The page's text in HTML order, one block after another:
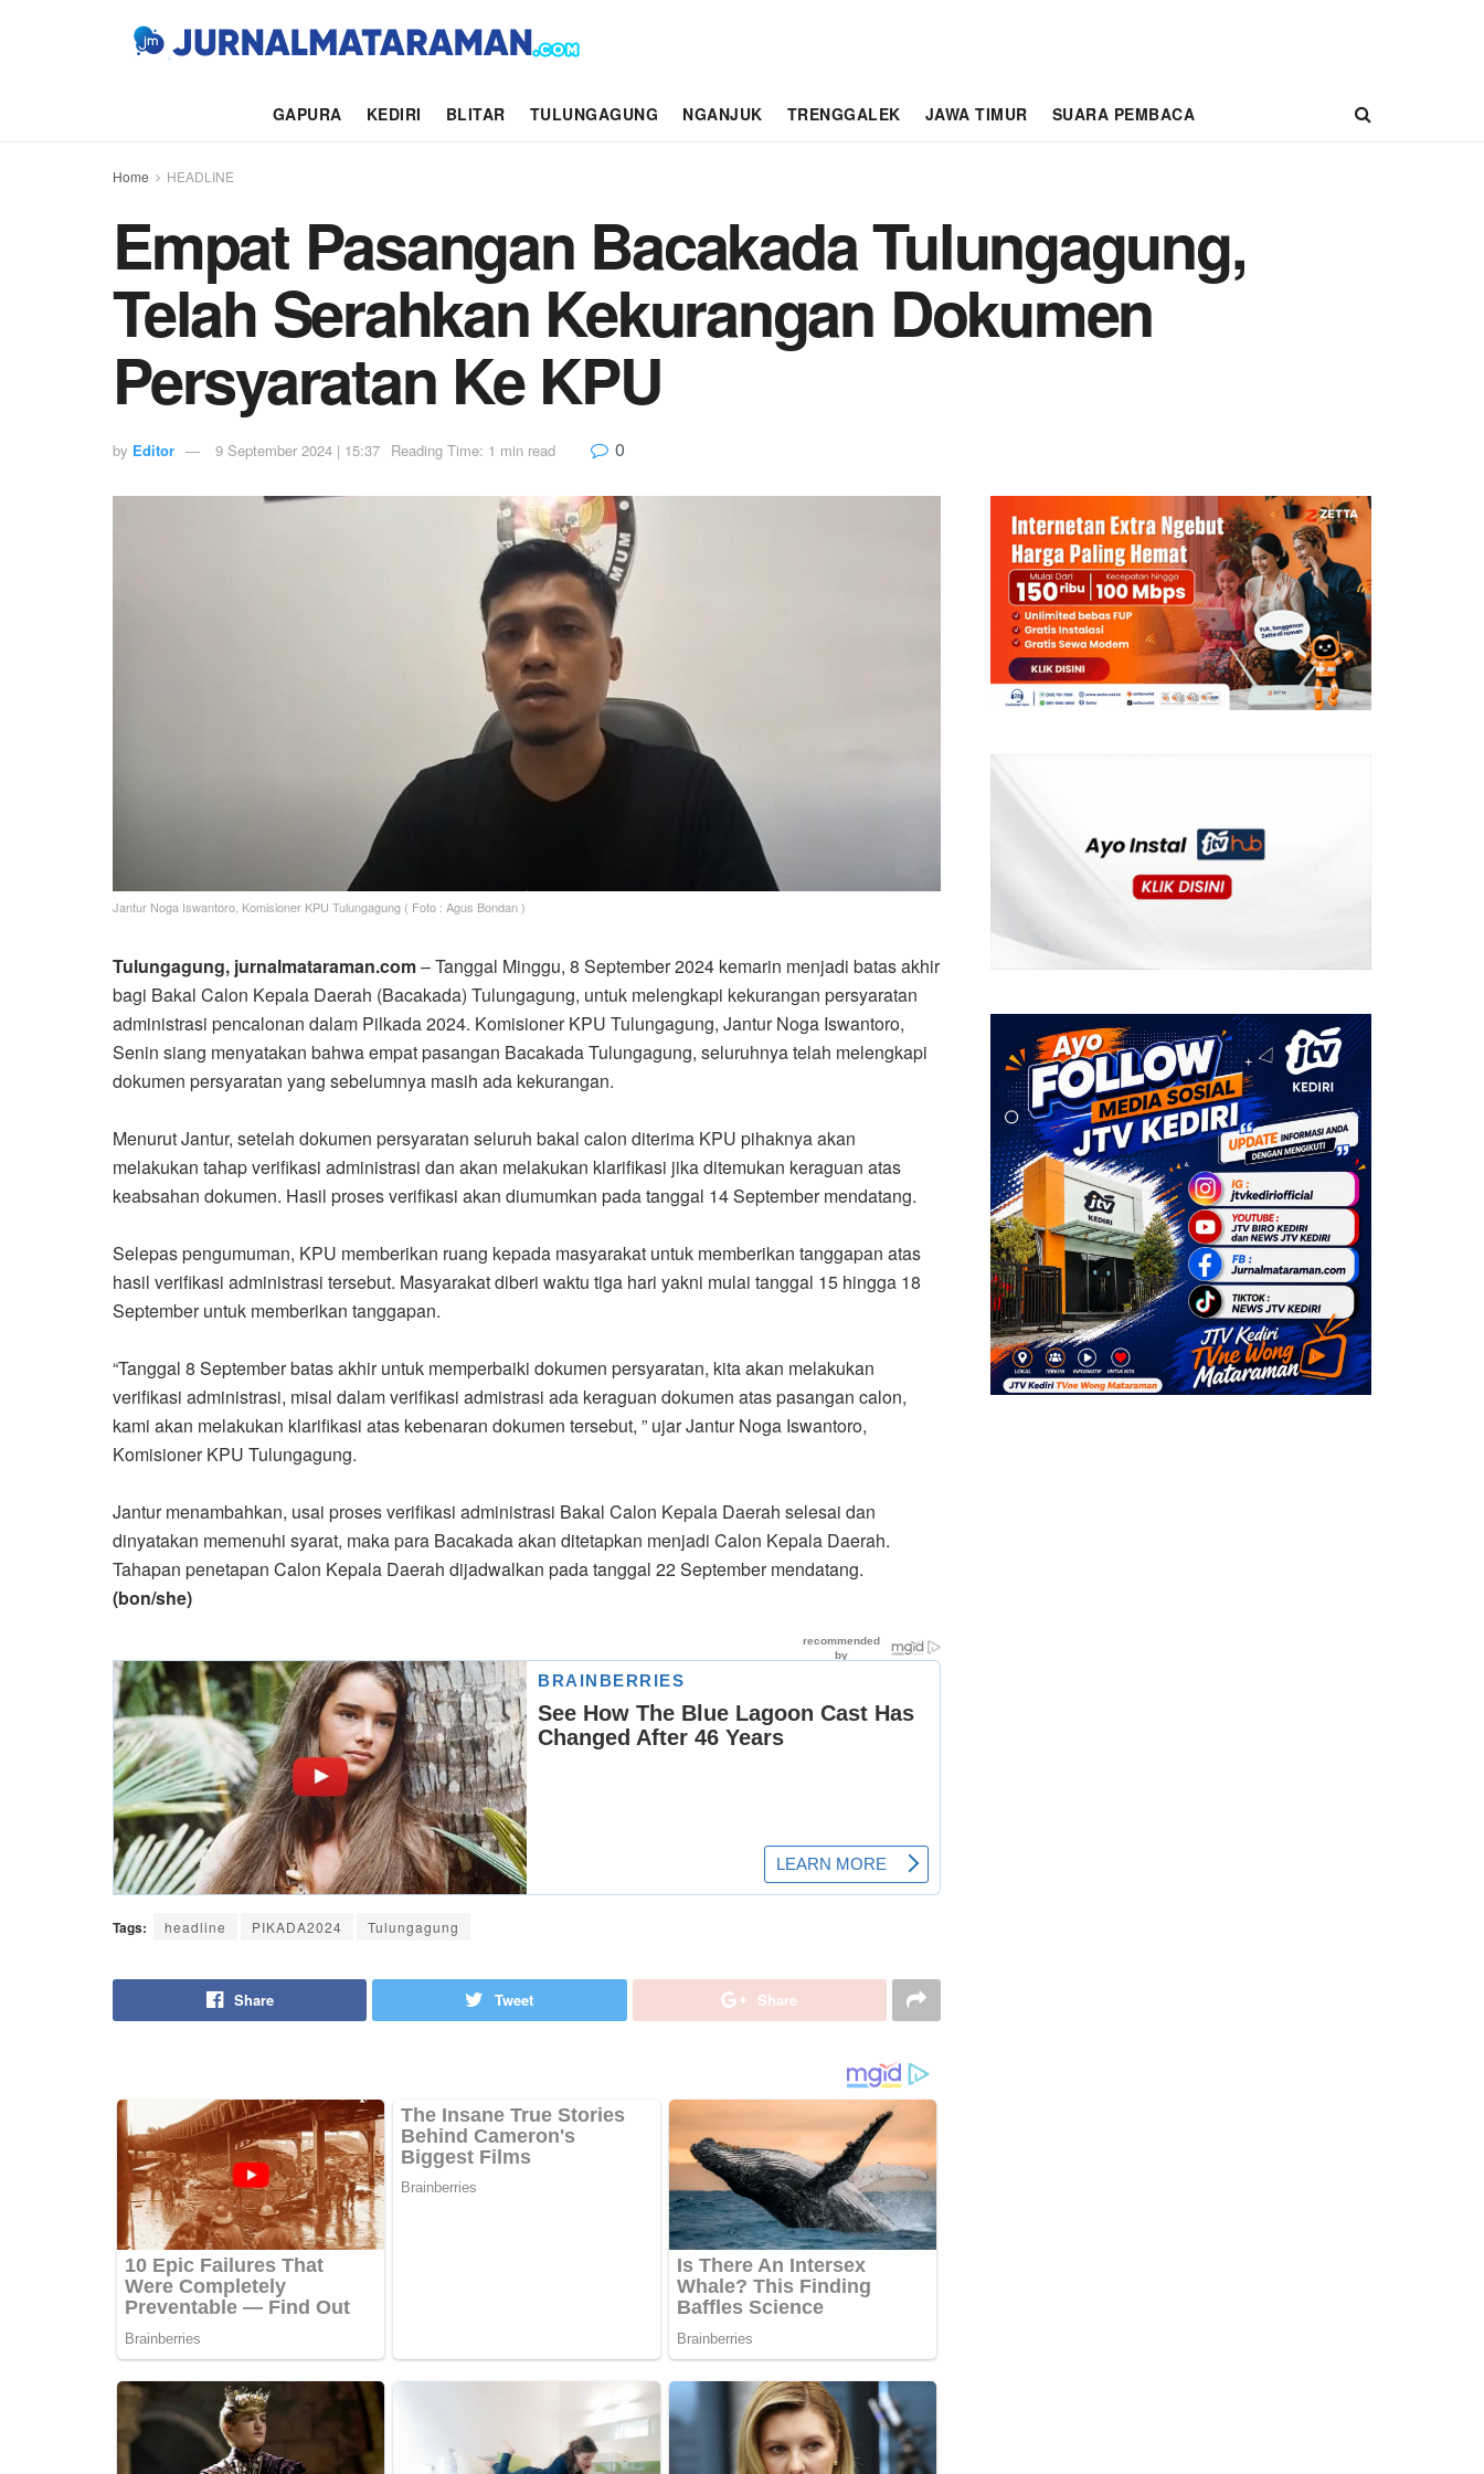
GAPURA KEDIRI BLITAR TULUNGAGUNG NGANJUK TRENGGALEK JAWA TIMUR SUARA PEMBACA
Home HEADLINE
Empat Pasangan Bacakada Tulungagung,
Telah Serahkan Kekurangan Dokumen
Persyaratan Ke KPU
by Editor 9 September 2024 | 15:37 Reading Time: 1 min read 0
Jantur Noga Iswantoro, Komisioner KPU Tulungagung ( Foto : Agus Bondan )
Tulungagung, jurnalmataraman.com– Tanggal Minggu, 8 September 2024 kemarin menjadi batas akhir
bagi Bakal Calon Kepala Daerah (Bacakada) Tulungagung, untuk melengkapi kekurangan persyaratan
administrasi pencalonan dalam Pilkada 2024. Komisioner KPU Tulungagung, Jantur Noga Iswantoro,
Senin siang menyatakan bahwa empat pasangan Bacakada Tulungagung, seluruhnya telah melengkapi
dokumen persyaratan yang sebelumnya masih ada kekurangan.
Menurut Jantur, setelah dokumen persyaratan seluruh bakal calon diterima KPU pihaknya akan
melakukan tahap verifikasi administrasi dan akan melakukan klarifikasi jika ditemukan keraguan atas
keabsahan dokumen. Hasil proses verifikasi akan diumumkan pada tanggal 14 September mendatang.
Selepas pengumuman, KPU memberikan ruang kepada masyarakat untuk memberikan tanggapan atas
hasil verifikasi administrasi tersebut. Masyarakat diberi waktu tiga hari yakni mulai tanggal 15 hingga 18
September untuk memberikan tanggapan.
“Tanggal 8 September batas akhir untuk memperbaiki dokumen persyaratan, kita akan melakukan
verifikasi administrasi, misal dalam verifikasi admistrasi ada keraguan dokumen atas pasangan calon,
kami akan melakukan klarifikasi atas kebenaran dokumen tersebut, ” ujar Jantur Noga Iswantoro,
Komisioner KPU Tulungagung.
Jantur menambahkan, usai proses verifikasi administrasi Bakal Calon Kepala Daerah selesai dan
dinyatakan memenuhi syarat, maka para Bacakada akan ditetapkan menjadi Calon Kepala Daerah.
Tahapan penetapan Calon Kepala Daerah dijadwalkan pada tanggal 22 September mendatang.
(bon/she)
Tags: headline PIKADA2024 Tulungagung
Share Tweet Share